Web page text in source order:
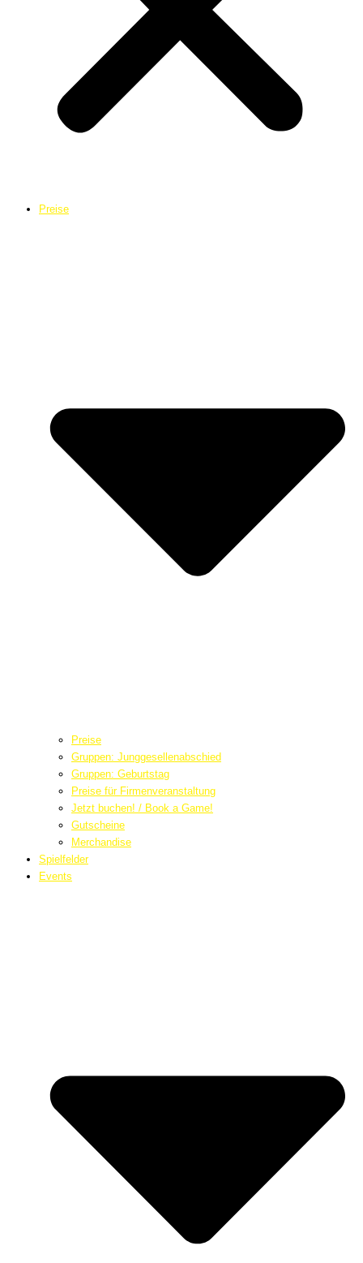
Preise
Preise
Gruppen: Junggesellenabschied
Gruppen: Geburtstag
Preise für Firmenveranstaltung
Jetzt buchen! / Book a Game!
Gutscheine
Merchandise
Spielfelder
Events